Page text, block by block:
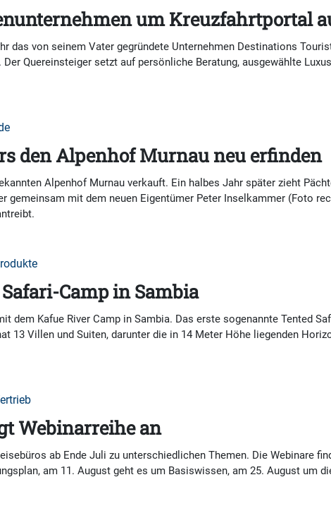
um Kreuzfahrtportal
das von seinem Vater gegründete Unternehmen Destinations
Quereinsteiger setzt auf persönliche Beratung, ausgewählte
den Alpenhof Murnau neu erfinden
Alpenhof Murnau verkauft. Ein halbes Jahr später zieht
gemeinsam mit dem neuen Eigentümer Peter Inselkammer (Foto
Camp in Sambia
Kafue River Camp in Sambia. Das erste sogenannte Tented
13 Villen und Suiten, darunter die in 14 Meter Höhe liegenden
Webinarreihe an
ab Ende Juli zu unterschiedlichen Themen. Die Webinare
am 11. August geht es um Basiswissen, am 25. August um